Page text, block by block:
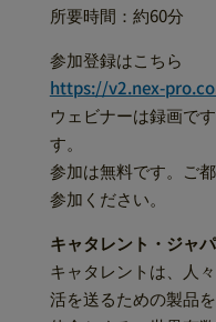
所要時間：約60分
参加登録はこちら
https://v2.nex-
ウェビナーは録画で
す。
参加は無料です。ご
参加ください。
キャタレント・ジャ
キャタレントは、人
活を送るための製品